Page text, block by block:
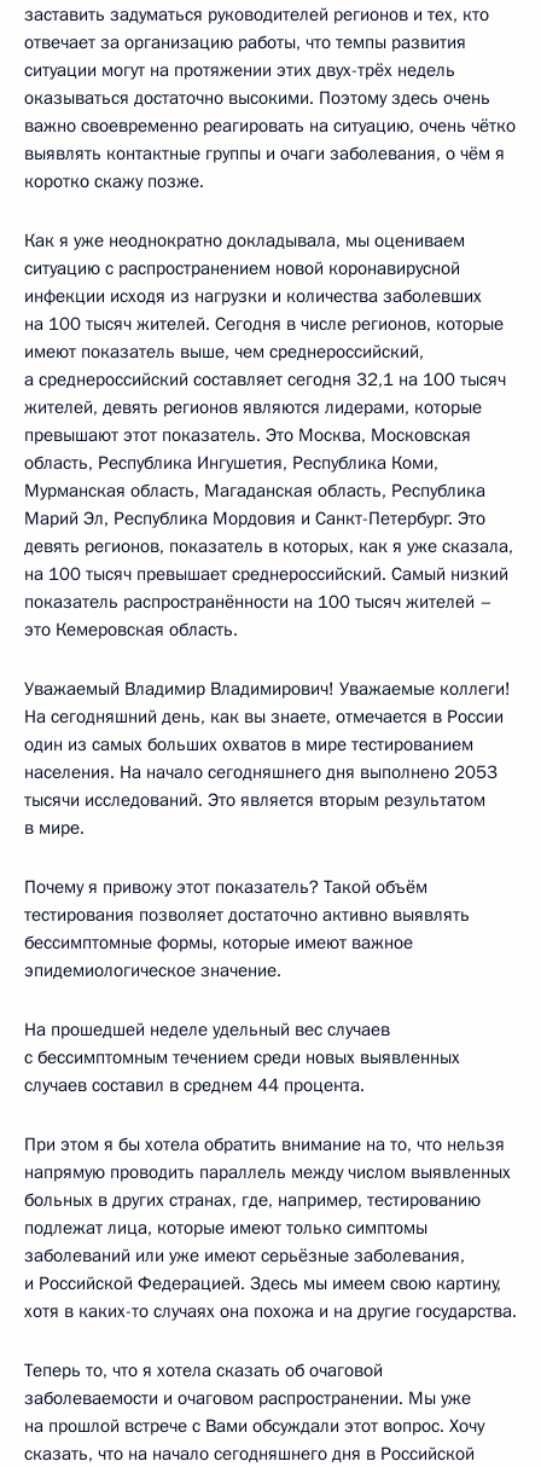
заставить задуматься руководителей регионов и тех, кто
отвечает за организацию работы, что темпы развития
ситуации могут на протяжении этих двух-трёх недель
оказываться достаточно высокими. Поэтому здесь очень
важно своевременно реагировать на ситуацию, очень чётко
выявлять контактные группы и очаги заболевания, о чём я
коротко скажу позже.
Как я уже неоднократно докладывала, мы оцениваем
ситуацию с распространением новой коронавирусной
инфекции исходя из нагрузки и количества заболевших
на 100 тысяч жителей. Сегодня в числе регионов, которые
имеют показатель выше, чем среднероссийский,
а среднероссийский составляет сегодня 32,1 на 100 тысяч
жителей, девять регионов являются лидерами, которые
превышают этот показатель. Это Москва, Московская
область, Республика Ингушетия, Республика Коми,
Мурманская область, Магаданская область, Республика
Марий Эл, Республика Мордовия и Санкт-Петербург. Это
девять регионов, показатель в которых, как я уже сказала,
на 100 тысяч превышает среднероссийский. Самый низкий
показатель распространённости на 100 тысяч жителей –
это Кемеровская область.
Уважаемый Владимир Владимирович! Уважаемые коллеги!
На сегодняшний день, как вы знаете, отмечается в России
один из самых больших охватов в мире тестированием
населения. На начало сегодняшнего дня выполнено 2053
тысячи исследований. Это является вторым результатом
в мире.
Почему я привожу этот показатель? Такой объём
тестирования позволяет достаточно активно выявлять
бессимптомные формы, которые имеют важное
эпидемиологическое значение.
На прошедшей неделе удельный вес случаев
с бессимптомным течением среди новых выявленных
случаев составил в среднем 44 процента.
При этом я бы хотела обратить внимание на то, что нельзя
напрямую проводить параллель между числом выявленных
больных в других странах, где, например, тестированию
подлежат лица, которые имеют только симптомы
заболеваний или уже имеют серьёзные заболевания,
и Российской Федерацией. Здесь мы имеем свою картину,
хотя в каких-то случаях она похожа и на другие государства.
Теперь то, что я хотела сказать об очаговой
заболеваемости и очаговом распространении. Мы уже
на прошлой встрече с Вами обсуждали этот вопрос. Хочу
сказать, что на начало сегодняшнего дня в Российской